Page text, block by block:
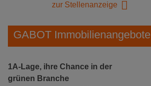
zur Stellenanzeige
GABOT Immobilienangebote
1A-Lage, ihre Chance in der
grünen Branche